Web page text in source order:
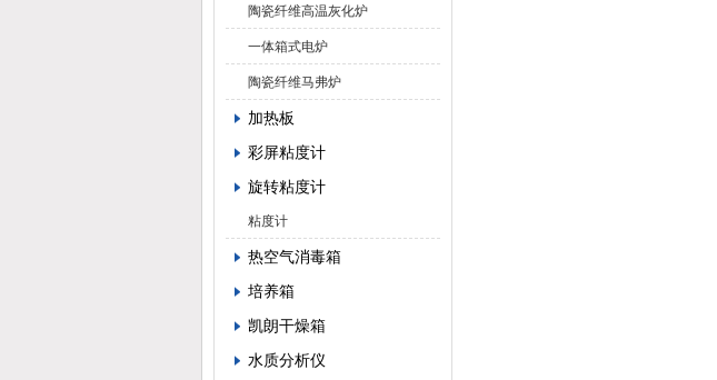
陶瓷纤维高温灰化炉
一体箱式电炉
陶瓷纤维马弗炉
加热板
彩屏粘度计
旋转粘度计
粘度计
热空气消毒箱
培养箱
凯朗干燥箱
水质分析仪